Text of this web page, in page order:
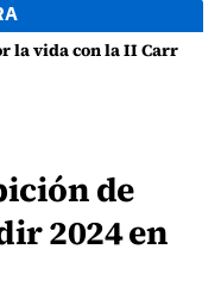
por la visibilidad y prevención del suicidio
de
2024 en